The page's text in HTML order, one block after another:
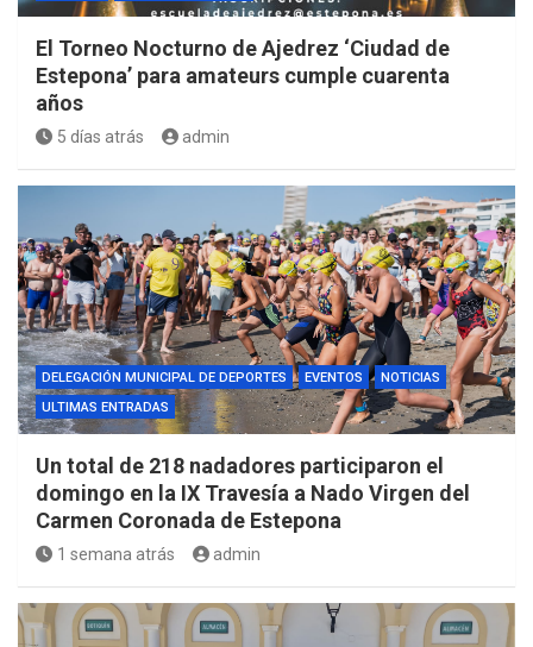
El Torneo Nocturno de Ajedrez ‘Ciudad de
Estepona’ para amateurs cumple cuarenta
años
5 días atrás admin
DELEGACIÓN MUNICIPAL DE DEPORTES EVENTOS
NOTICIAS
ULTIMAS ENTRADAS
Un total de 218 nadadores participaron el
domingo en la IX Travesía a Nado Virgen del
Carmen Coronada de Estepona
1 semana atrás admin